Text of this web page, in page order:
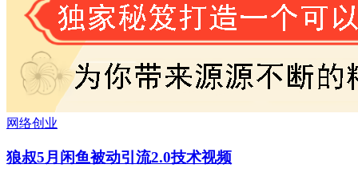
网络创业
狼叔5月闲鱼被动引流2.0技术视频